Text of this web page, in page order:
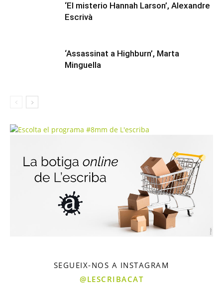
‘El misterio Hannah Larson’, Alexandre
Escrivà
‘Assassinat a Highburn’, Marta
Minguella
SEGUEIX-NOS A INSTAGRAM
@LESCRIBACAT